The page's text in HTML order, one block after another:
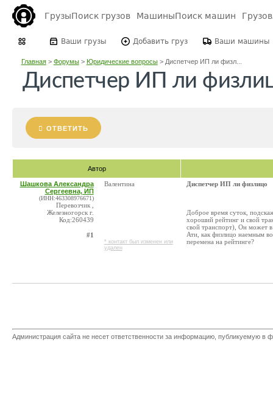
ГрузыПоиск грузов МашиныПоиск машин
Ваши грузы Добавить груз Ваши машины
Главная> Форумы> Юридические вопросы> Диспетчер ИП ли физл...
Диспетчер ИП ли
ОТВЕТИТЬ
Автор
Шашкова Александра
Сергеевна, ИП
(ИНН:463308976671)
Перевозчик ,
Железногорск г.
Код:260439
#1
Валентина
* контакт был изменен или
удален
Диспетчер ИП ли физлицо
Доброе время суток,
хороший рейтинг и свой
свой транспорт), Он может в
Ати, как физлицо наемным
перемена на рейтинге?
Администрация сайта не несет ответственности за информацию, публикуемую